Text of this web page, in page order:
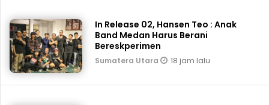
In Release 02, Hansen Teo : Anak
Band Medan Harus Berani
Bereskperimen
Sumatera Utara 18 jam lalu